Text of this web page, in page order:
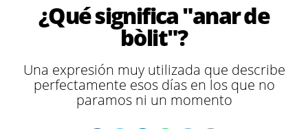
¿Qué significa "anar de
bòlit"?
Una expresión muy utilizada que describe
perfectamente esos días en los que no
paramos ni un momento